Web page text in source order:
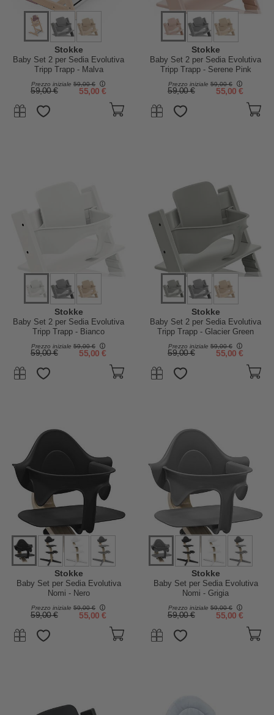
Stokke
Baby Set 2 per Sedia Evolutiva
Tripp Trapp - Malva
Prezzo iniziale 59,00 €
59,00 € 55,00 €
Stokke
Baby Set 2 per Sedia Evolutiva
Tripp Trapp - Serene Pink
Prezzo iniziale 59,00 €
59,00 € 55,00 €
Stokke
Baby Set 2 per Sedia Evolutiva
Tripp Trapp - Bianco
Prezzo iniziale 59,00 €
59,00 € 55,00 €
Stokke
Baby Set 2 per Sedia Evolutiva
Tripp Trapp - Glacier Green
Prezzo iniziale 59,00 €
59,00 € 55,00 €
Stokke
Baby Set per Sedia Evolutiva
Nomi - Nero
Prezzo iniziale 59,00 €
59,00 € 55,00 €
Stokke
Baby Set per Sedia Evolutiva
Nomi - Grigia
Prezzo iniziale 59,00 €
59,00 € 55,00 €